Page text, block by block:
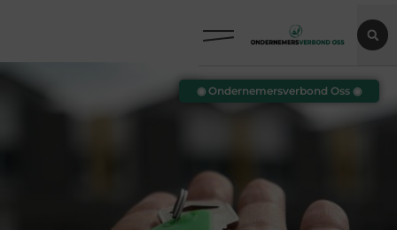
◉ Ondernemersverbond Oss ◉